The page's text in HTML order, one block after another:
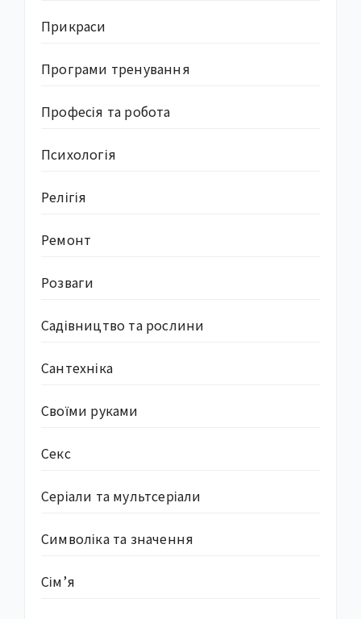
Прикраси
Програми тренування
Професія та робота
Психологія
Релігія
Ремонт
Розваги
Садівництво та рослини
Сантехніка
Своїми руками
Секс
Серіали та мультсеріали
Символіка та значення
Сім’я